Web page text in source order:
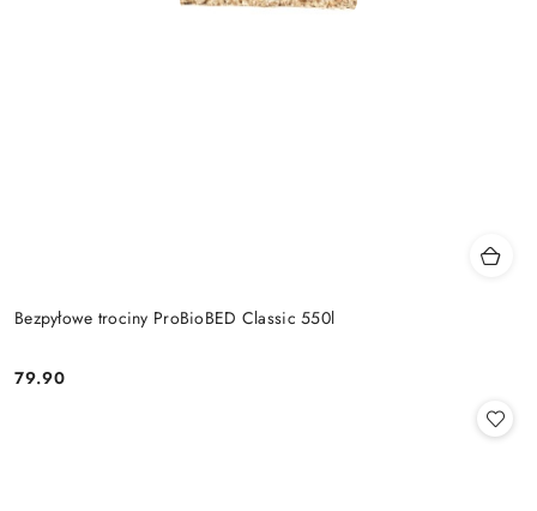
Bezpyłowe trociny ProBioBED Classic 550l
Cena:
79.90